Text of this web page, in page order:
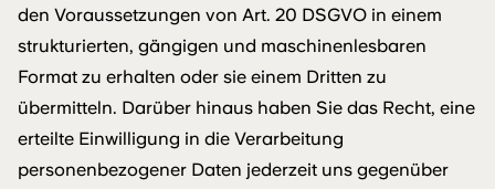
den Voraussetzungen von Art. 20 DSGVO in einem
strukturierten, gängigen und maschinenlesbaren
Format zu erhalten oder sie einem Dritten zu
übermitteln. Darüber hinaus haben Sie das Recht, eine
erteilte Einwilligung in die Verarbeitung
personenbezogener Daten jederzeit uns gegenüber